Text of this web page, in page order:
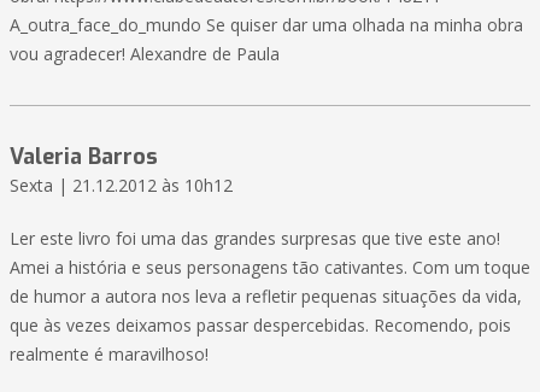
A_outra_face_do_mundo Se quiser dar uma olhada na minha obra
vou agradecer! Alexandre de Paula
Valeria Barros
Sexta | 21.12.2012 às 10h12
Ler este livro foi uma das grandes surpresas que tive este ano!
Amei a história e seus personagens tão cativantes. Com um toque
de humor a autora nos leva a refletir pequenas situações da vida,
que às vezes deixamos passar despercebidas. Recomendo, pois
realmente é maravilhoso!